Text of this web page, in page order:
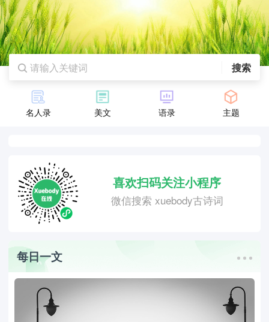
搜索
名人录 美文 语录 主题
喜欢扫码关注小程序
微信搜索 xuebody古诗词
每日一文